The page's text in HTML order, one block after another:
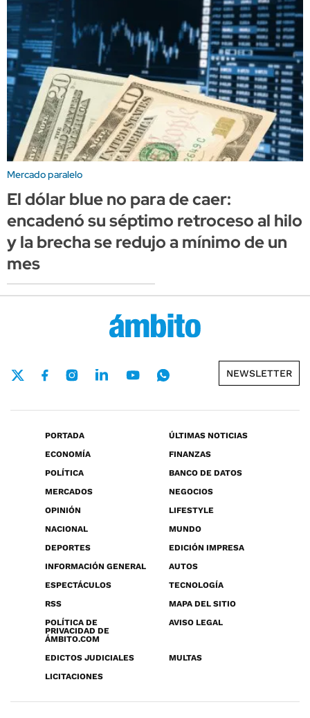
Mercado paralelo
El dólar blue no para de caer:
encadenó su séptimo retroceso al hilo
y la brecha se redujo a mínimo de un
mes
NEWSLETTER
PORTADA
ÚLTIMAS NOTICIAS
ECONOMÍA
FINANZAS
POLÍTICA
BANCO DE DATOS
MERCADOS
NEGOCIOS
OPINIÓN
LIFESTYLE
NACIONAL
MUNDO
DEPORTES
EDICIÓN IMPRESA
INFORMACIÓN GENERAL
AUTOS
ESPECTÁCULOS
TECNOLOGÍA
RSS
MAPA DEL SITIO
POLÍTICA DE
PRIVACIDAD DE
ÁMBITO.COM
AVISO LEGAL
EDICTOS JUDICIALES
MULTAS
LICITACIONES